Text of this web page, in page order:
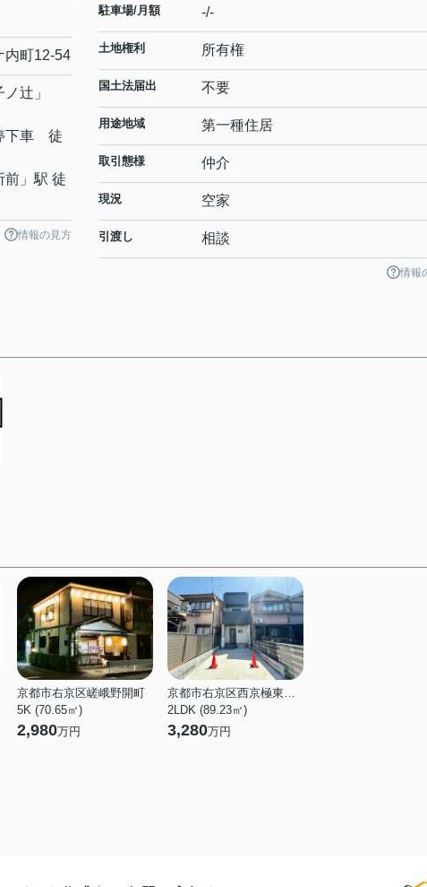
内町12-54
ノ辻 」
下車 徒
前 」駅 徒
情報の見方
駐車場/月額 -/-
土地権利 所有権
国土法届出 不要
用途地域 第一種住居
取引態様 仲介
現況 空家
引渡し 相談
情報
京都市右京区嵯峨野開町
5K (70.65㎡)
2,980万円
京都市右京区西京極東衣手町
2LDK (89.23㎡)
3,280万円